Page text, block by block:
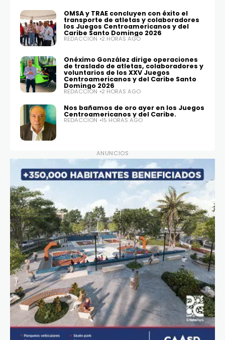
OMSA y TRAE concluyen con éxito el
transporte de atletas y colaboradores
los Juegos Centroamericanos y del
Caribe Santo Domingo 2026
REDACCIÓN 2 HORAS AGO
Onéximo González dirige operaciones
de traslado de atletas, colaboradores y
voluntarios de los XXV Juegos
Centroamericanos y del Caribe Santo
Domingo 2026
REDACCIÓN 2 HORAS AGO
Nos bañamos de oro ayer en los Juegos
Centroamericanos y del Caribe.
REDACCIÓN 15 HORAS AGO
ANUNCIOS